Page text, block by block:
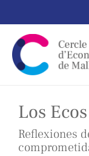
Los
Reflexiones